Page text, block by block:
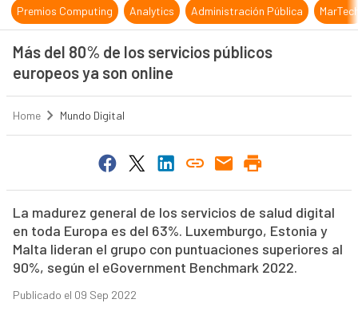
Premios Computing Analytics Administración Pública
Más del 80% de los servicios públicos
europeos ya son online
Home Mundo Digital
La madurez general de los servicios de salud digital
en toda Europa es del 63%. Luxemburgo, Estonia y
Malta lideran el grupo con puntuaciones superiores al
90%, según el eGovernment Benchmark 2022.
Publicado el 09 Sep 2022